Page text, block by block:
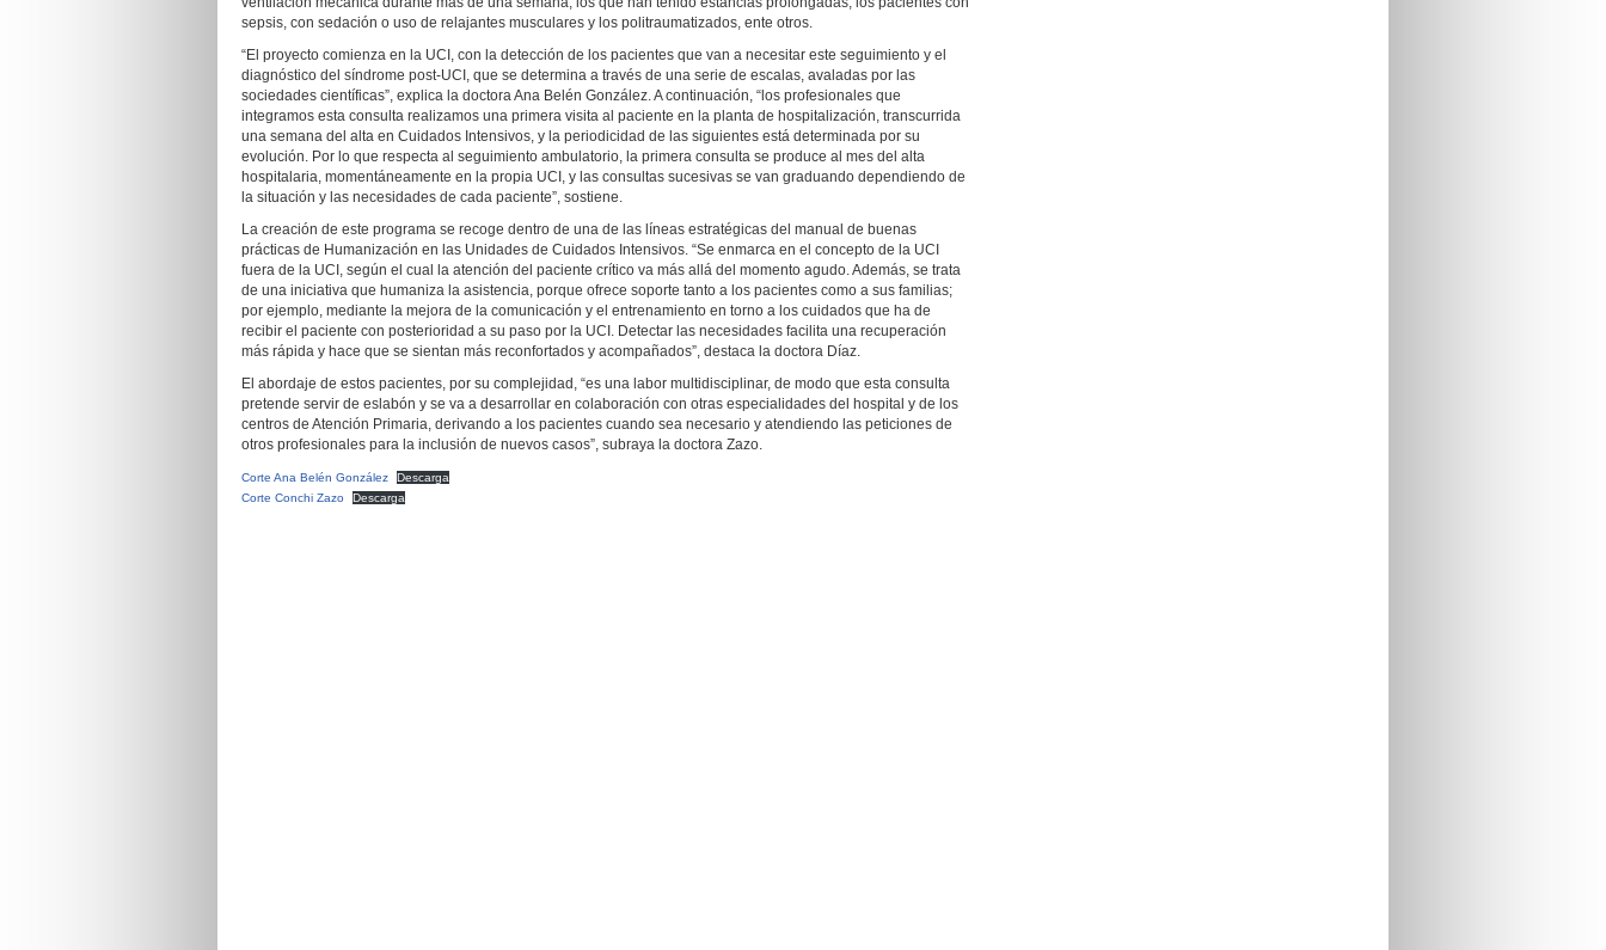
sepsis, con sedación o uso de relajantes musculares y los politraumatizados, ente otros.
“El proyecto comienza en la UCI, con la detección de los pacientes que van a necesitar este seguimiento y el
diagnóstico del síndrome post-UCI, que se determina a través de una serie de escalas, avaladas por las
sociedades científicas”, explica la doctora Ana Belén González. A continuación, “los profesionales que
integramos esta consulta realizamos una primera visita al paciente en la planta de hospitalización, transcurrida
una semana del alta en Cuidados Intensivos, y la periodicidad de las siguientes está determinada por su
evolución. Por lo que respecta al seguimiento ambulatorio, la primera consulta se produce al mes del alta
hospitalaria, momentáneamente en la propia UCI, y las consultas sucesivas se van graduando dependiendo de
la situación y las necesidades de cada paciente”, sostiene.
La creación de este programa se recoge dentro de una de las líneas estratégicas del manual de buenas
prácticas de Humanización en las Unidades de Cuidados Intensivos. “Se enmarca en el concepto de la UCI
fuera de la UCI, según el cual la atención del paciente crítico va más allá del momento agudo. Además, se trata
de una iniciativa que humaniza la asistencia, porque ofrece soporte tanto a los pacientes como a sus familias;
por ejemplo, mediante la mejora de la comunicación y el entrenamiento en torno a los cuidados que ha de
recibir el paciente con posterioridad a su paso por la UCI. Detectar las necesidades facilita una recuperación
más rápida y hace que se sientan más reconfortados y acompañados”, destaca la doctora Díaz.
El abordaje de estos pacientes, por su complejidad, “es una labor multidisciplinar, de modo que esta consulta
pretende servir de eslabón y se va a desarrollar en colaboración con otras especialidades del hospital y de los
centros de Atención Primaria, derivando a los pacientes cuando sea necesario y atendiendo las peticiones de
otros profesionales para la inclusión de nuevos casos”, subraya la doctora Zazo.
Corte Ana Belén González
Descarga
Corte Conchi Zazo
Descarga